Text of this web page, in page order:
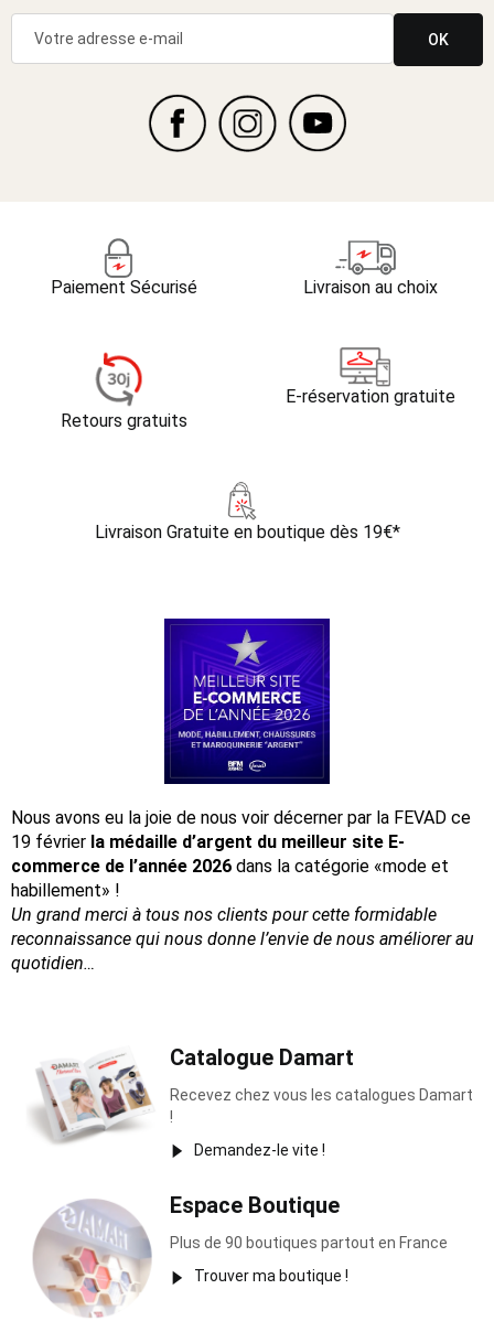
OK
Paiement Sécurisé Livraison au choix
Retours gratuits
E-réservation gratuite
Livraison Gratuite en boutique dès 19€*
Nous avons eu la joie de nous voir décerner par la FEVAD ce
19 février la médaille d’argent du meilleur site E-
commerce de l’année 2026 dans la catégorie «mode et
habillement» !
Un grand merci à tous nos clients pour cette formidable
reconnaissance qui nous donne l’envie de nous améliorer au
quotidien…
Catalogue Damart
Recevez chez vous les catalogues Damart
!
Demandez-le vite !
Espace Boutique
Plus de 90 boutiques partout en France
Trouver ma boutique !